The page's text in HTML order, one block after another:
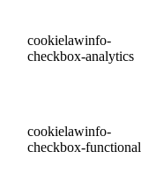
cookielawinfo-
checkbox-analytics
cookielawinfo-
checkbox-functional